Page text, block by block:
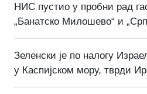
НИС пустио у пробни рад
„Банатско Милошево“ и
Зеленски је по налогу
у Каспијском мору, тврди